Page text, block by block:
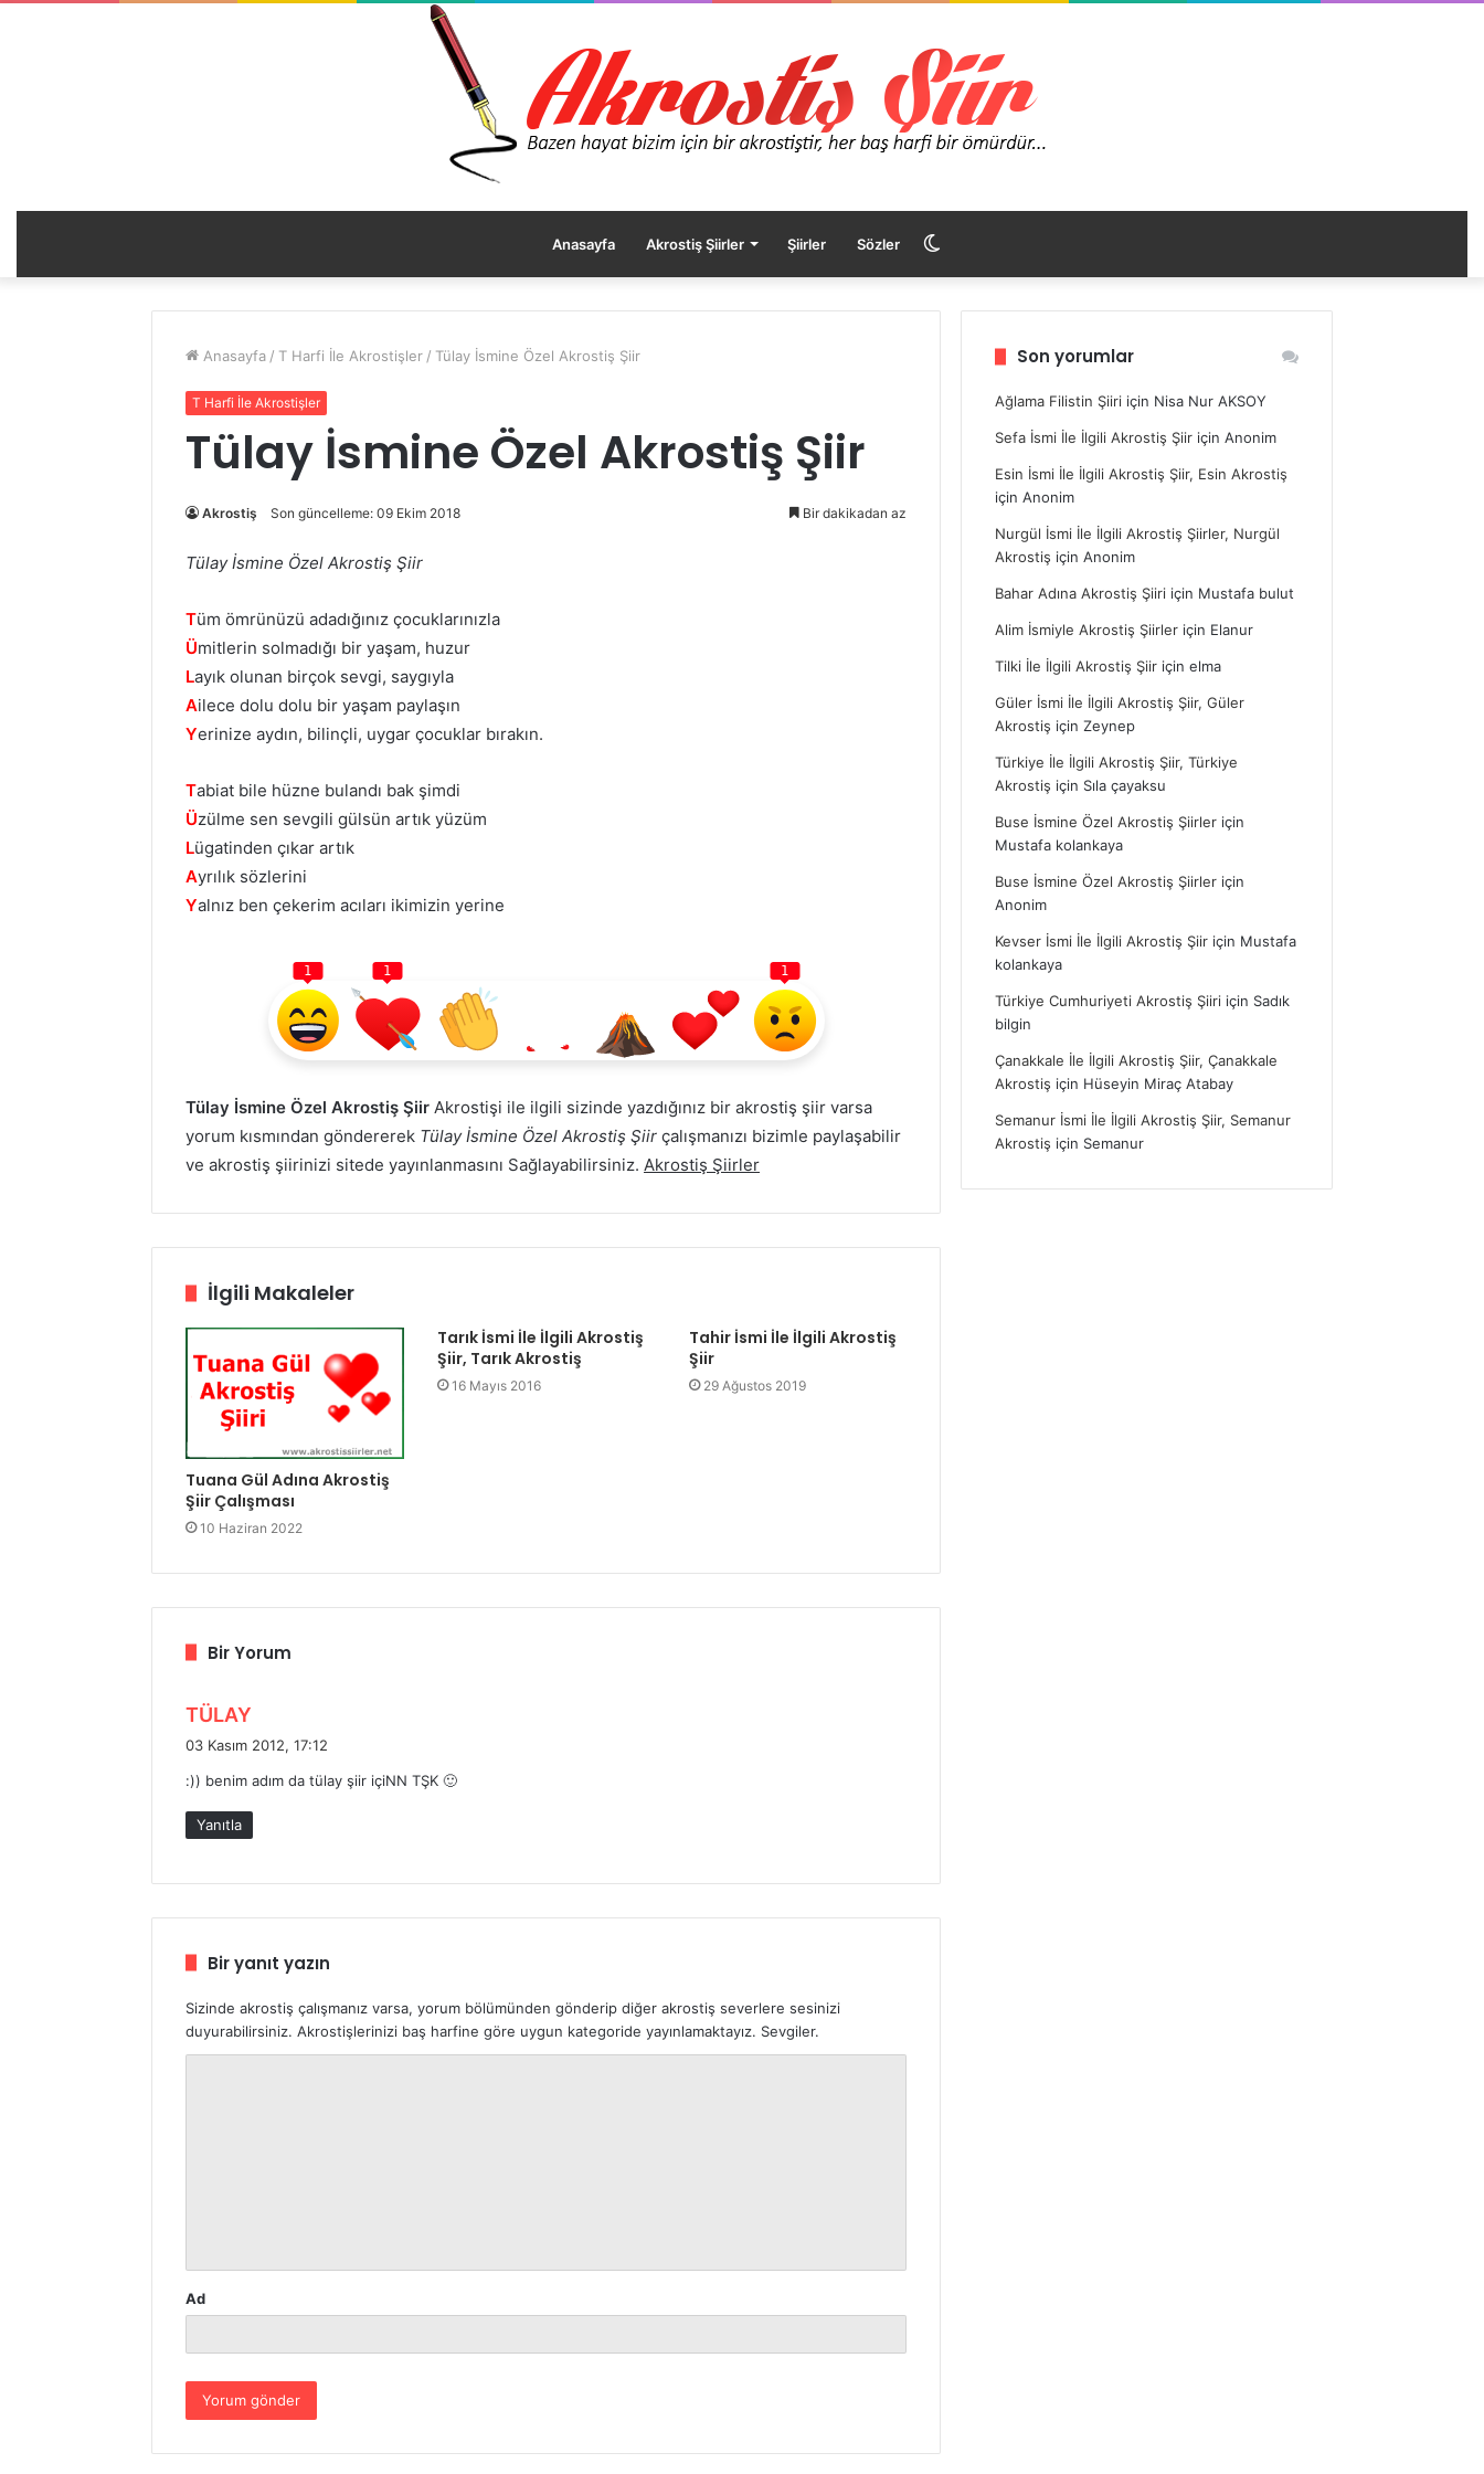
Anasayfa Akrostiş Şiirler Şiirler Sözler
görünümü
Anasayfa / T Harfi İle Akrostişler / Tülay İsmine Özel Akrostiş Şiir
T Harfi İle Akrostişler
Tülay İsmine Özel Akrostiş Şiir
Akrostiş Son güncelleme: 09 Ekim 2018 Bir dakikadan az
Tülay İsmine Özel Akrostiş Şiir
Tüm ömrünüzü adadığınız çocuklarınızla
Ümitlerin solmadığı bir yaşam, huzur
Layık olunan birçok sevgi, saygıyla
Ailece dolu dolu bir yaşam paylaşın
Yerinize aydın, bilinçli, uygar çocuklar bırakın.
Tabiat bile hüzne bulandı bak şimdi
Üzülme sen sevgili gülsün artık yüzüm
Lügatinden çıkar artık
Ayrılık sözlerini
Yalnız ben çekerim acıları ikimizin yerine
1 1 1
Tülay İsmine Özel Akrostiş Şiir Akrostişi ile ilgili sizinde yazdığınız bir akrostiş şiir varsa
yorum kısmından göndererek Tülay İsmine Özel Akrostiş Şiir çalışmanızı bizimle paylaşabilir
ve akrostiş şiirinizi sitede yayınlanmasını Sağlayabilirsiniz. Akrostiş Şiirler
İlgili Makaleler
Tuana Gül Adına Akrostiş
Şiir Çalışması
10 Haziran 2022
Tarık İsmi İle İlgili Akrostiş
Şiir, Tarık Akrostiş
16 Mayıs 2016
Tahir İsmi İle İlgili Akrostiş
Şiir
29 Ağustos 2019
Bir Yorum
TÜLAY
i
k
i
03 Kasım 2012, 17:12
:)) benim adım da tülay şiir içiNN TŞK 🙂
Yanıtla
Bir yanıt yazın
Sizinde akrostiş çalışmanız varsa, yorum bölümünden gönderip diğer akrostiş severlere sesinizi
duyurabilirsiniz. Akrostişlerinizi baş harfine göre uygun kategoride yayınlamaktayız. Sevgiler.
Ad
Son yorumlar
Ağlama Filistin Şiiri için Nisa Nur AKSOY
Sefa İsmi İle İlgili Akrostiş Şiir içinAnonim
Esin İsmi İle İlgili Akrostiş Şiir, Esin Akrostiş
içinAnonim
Nurgül İsmi İle İlgili Akrostiş Şiirler, Nurgül
Akrostiş içinAnonim
Bahar Adına Akrostiş Şiiri için Mustafa bulut
Alim İsmiyle Akrostiş Şiirler için Elanur
Tilki İle İlgili Akrostiş Şiir içinelma
Güler İsmi İle İlgili Akrostiş Şiir, Güler
Akrostiş içinZeynep
Türkiye İle İlgili Akrostiş Şiir, Türkiye
Akrostiş için Sıla çayaksu
Buse İsmine Özel Akrostiş Şiirler için
Mustafa kolankaya
Buse İsmine Özel Akrostiş Şiirler için
Anonim
Kevser İsmi İle İlgili Akrostiş Şiir için Mustafa
kolankaya
Türkiye Cumhuriyeti Akrostiş Şiiri için Sadık
bilgin
Çanakkale İle İlgili Akrostiş Şiir, Çanakkale
Akrostiş için Hüseyin Miraç Atabay
Semanur İsmi İle İlgili Akrostiş Şiir, Semanur
Akrostiş için Semanur